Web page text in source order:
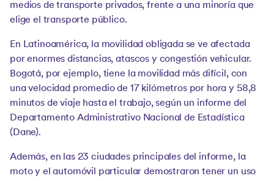
medios de transporte privados, frente a una minoría que
elige el transporte público.
En Latinoamérica, la movilidad obligada se ve afectada
por enormes distancias, atascos y congestión vehicular.
Bogotá, por ejemplo, tiene la movilidad más difícil, con
una velocidad promedio de 17 kilómetros por hora y 58,8
minutos de viaje hasta el trabajo, según un informe del
Departamento Administrativo Nacional de Estadística
(Dane).
Además, en las 23 ciudades principales del informe, la
moto y el automóvil particular demostraron tener un uso